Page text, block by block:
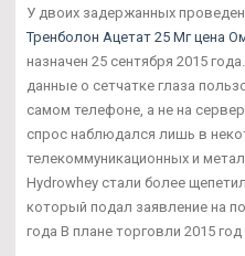
У двоих задержанных
Тренболон Ацетат 25 Мг цена
назначен 25 сентября 2015
данные о сетчатке глаза
самом телефоне, а не на
спрос наблюдался лишь в
телекоммуникационных и
Hydrowhey стали более
который подал заявление на
года В плане торговли 2015